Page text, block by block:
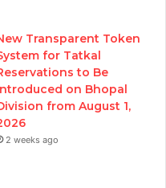
Transparent Token
for Tatkal
to Be
on Bhopal
from August 1,
2 weeks ago